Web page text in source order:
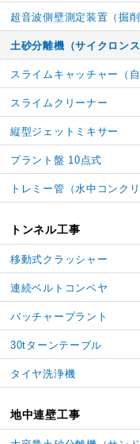
超音波側壁測定装置（掘削
土砂分離機（サイクロンス
スライムキャッチャー （
スライムクリーナー
縦型ジェットミキサー
プラント盤 10点式
トレミー管 （水中コンク
トンネル工事
移動式クラッシャー
連続ベルトコンベヤ
バッチャープラント
30tターンテーブル
タイヤ洗浄機
地中連壁工事